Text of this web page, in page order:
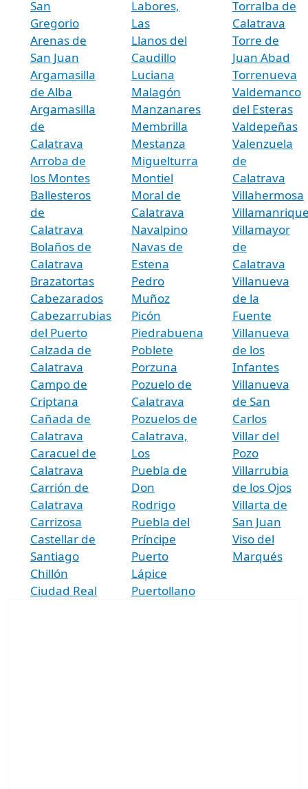
San
Gregorio
Arenas de
San Juan
Argamasilla
de Alba
Argamasilla
de
Calatrava
Arroba de
los Montes
Ballesteros
de
Calatrava
Bolaños de
Calatrava
Brazatortas
Cabezarados
Cabezarrubias
del Puerto
Calzada de
Calatrava
Campo de
Criptana
Cañada de
Calatrava
Caracuel de
Calatrava
Carrión de
Calatrava
Carrizosa
Castellar de
Santiago
Chillón
Ciudad Real
Labores,
Las
Llanos del
Caudillo
Luciana
Malagón
Manzanares
Membrilla
Mestanza
Miguelturra
Montiel
Moral de
Calatrava
Navalpino
Navas de
Estena
Pedro
Muñoz
Picón
Piedrabuena
Poblete
Porzuna
Pozuelo de
Calatrava
Pozuelos de
Calatrava,
Los
Puebla de
Don
Rodrigo
Puebla del
Príncipe
Puerto
Lápice
Puertollano
Torralba de
Calatrava
Torre de
Juan Abad
Torrenueva
Valdemanco
del Esteras
Valdepeñas
Valenzuela
de
Calatrava
Villahermosa
Villamayor
de
Calatrava
Villanueva
de la
Fuente
Villanueva
de los
Infantes
Villanueva
de San
Carlos
Villar del
Pozo
Villarrubia
de los Ojos
Villarta de
San Juan
Viso del
Marqués